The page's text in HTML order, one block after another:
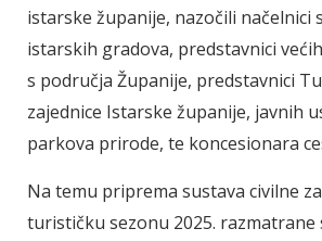
istarske županije, nazočili načelnici
istarskih gradova, predstavnici
s područja Županije, predstavnici
zajednice Istarske županije, javnih
parkova prirode, te koncesionara
Na temu priprema sustava civilne
turističku sezonu 2025. razmatrane